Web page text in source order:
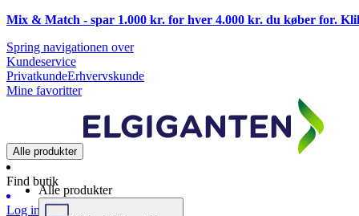
Mix & Match - spar 1.000 kr. for hver 4.000 kr. du køber for.
Spring navigationen over
Kundeservice
PrivatkundeErhvervskunde
Mine favoritter
Alle produkter
Find butik
Log ind
Alle produkter